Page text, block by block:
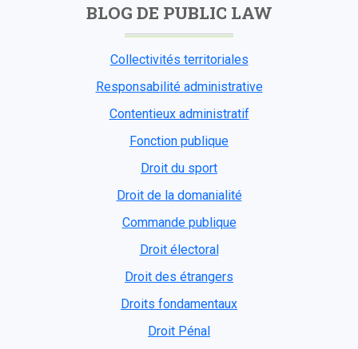
BLOG DE PUBLIC LAW
Collectivités territoriales
Responsabilité administrative
Contentieux administratif
Fonction publique
Droit du sport
Droit de la domanialité
Commande publique
Droit électoral
Droit des étrangers
Droits fondamentaux
Droit Pénal